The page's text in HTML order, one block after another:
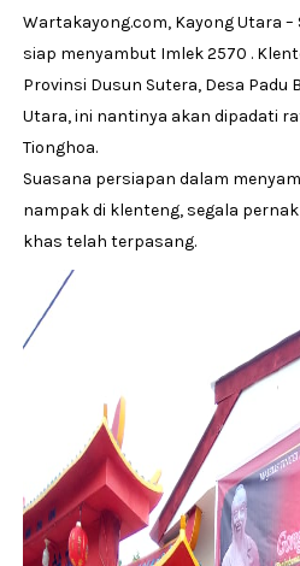
Wartakayong.com, Kayong Utara –
siap menyambut Imlek 2570 .
Provinsi Dusun Sutera, Desa Padu
Utara, ini nantinya akan dipadati
Tionghoa.
Suasana persiapan dalam
nampak di klenteng, segala
khas telah terpasang.